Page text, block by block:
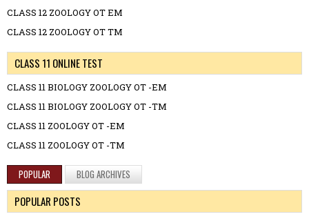
CLASS 12 ZOOLOGY OT EM
CLASS 12 ZOOLOGY OT TM
CLASS 11 ONLINE TEST
CLASS 11 BIOLOGY ZOOLOGY OT -EM
CLASS 11 BIOLOGY ZOOLOGY OT -TM
CLASS 11 ZOOLOGY OT -EM
CLASS 11 ZOOLOGY OT -TM
POPULAR BLOG ARCHIVES
POPULAR POSTS